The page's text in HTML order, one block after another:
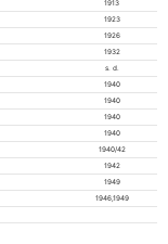
1913
1923
1926
1932
s. d.
1940
1940
1940
1940
1940/42
1942
1949
1946,1949